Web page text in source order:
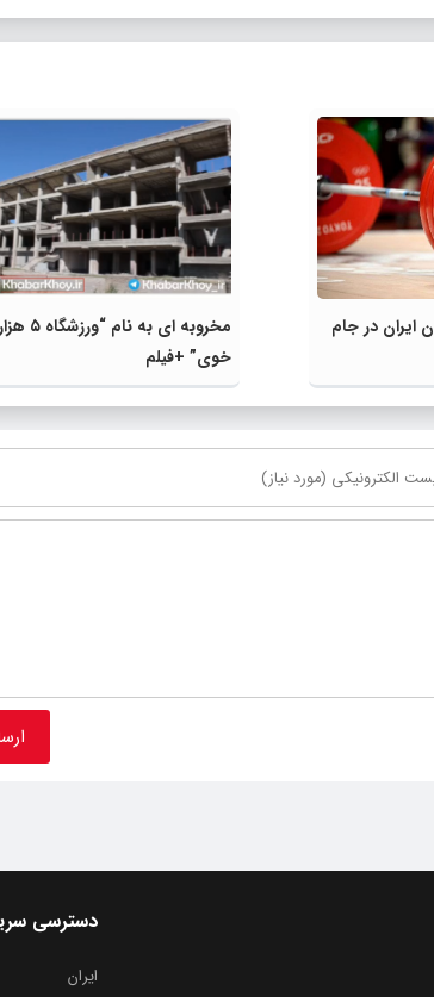
ایران در جام
مخروبه ای
خوی” +فیلم
دسترسی
ایران